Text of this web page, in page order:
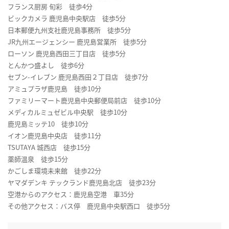
フランス厨房 旬彩 徒歩4分
ビックカメラ 鹿児島中央駅店 徒歩5分
日本郵便九州支社鹿児島事務所 徒歩5分
JR九州エージェンシー 鹿児島営業所 徒歩5分
ローソン 鹿児島西田三丁目店 徒歩5分
とんかつ盛よし 徒歩6分
セブン-イレブン 鹿児島西田２丁目店 徒歩7分
アミュプラザ鹿児島 徒歩10分
ファミリーマート鹿児島中央郵便局前店 徒歩10分
メディカルミュゼビル中央駅 徒歩10分
鹿児島ミッテ10 徒歩10分
イオン鹿児島中央店 徒歩11分
TSUTAYA 城西店 徒歩15分
薬師温泉 徒歩15分
かごしま環境未来館 徒歩22分
ヤマダデンキ テックランド鹿児島北店 徒歩23分
空港からのアクセス：鹿児島空港 車35分
その他アクセス：バス停 鹿児島中央駅西口 徒歩5分